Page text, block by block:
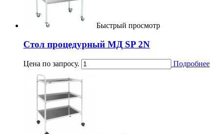
Быстрый просмотр
Стол процедурный МД SP 2N
Цена по запросу. Подробнее